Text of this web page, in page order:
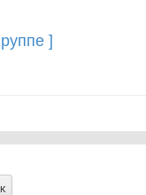
]